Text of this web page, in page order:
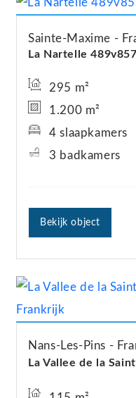
La Nartelle
Sainte-Maxime
295 m²
1.200 m²
4 slaapkamers
3 badkamers
Bekijk object
La Vallee de la
Nans-Les-Pins